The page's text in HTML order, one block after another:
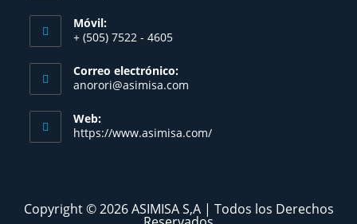
Móvil:
+ (505) 7522 - 4605
Correo electrónico:
anorori@asimisa.com
Web:
https://www.asimisa.com/
Copyright © 2026 ASIMISA S,A | Todos los Derechos